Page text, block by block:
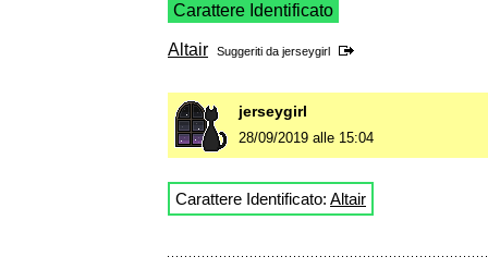
Carattere Identificato
Altair Suggeriti da jerseygirl
jerseygirl
28/09/2019 alle 15:04
Carattere Identificato: Altair